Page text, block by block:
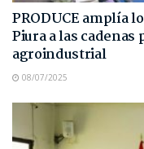
PRODUCE amplía
Piura a las
agroindustrial
08/07/2025